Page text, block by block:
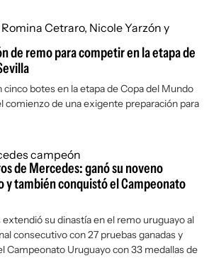
de remo para competir en la etapa de
botes en la etapa de Copa del Mundo
comienzo de una exigente preparación para
de Mercedes: ganó su noveno
y también conquistó el Campeonato
su dinastía en el remo uruguayo al
consecutivo con 27 pruebas ganadas y
Campeonato Uruguayo con 33 medallas de